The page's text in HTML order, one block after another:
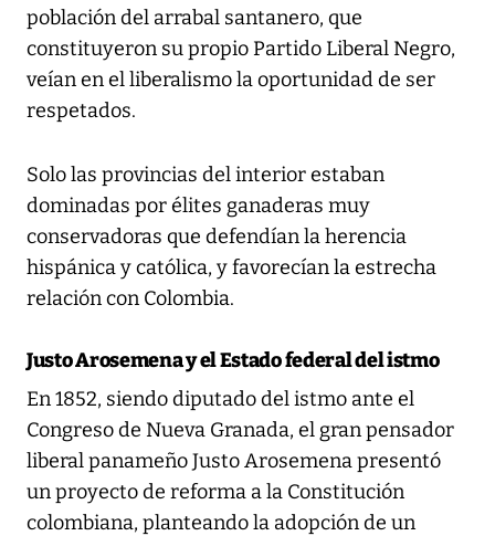
población del arrabal santanero, que
constituyeron su propio Partido Liberal Negro,
veían en el liberalismo la oportunidad de ser
respetados.
Solo las provincias del interior estaban
dominadas por élites ganaderas muy
conservadoras que defendían la herencia
hispánica y católica, y favorecían la estrecha
relación con Colombia.
Justo Arosemena y el Estado federal del istmo
En 1852, siendo diputado del istmo ante el
Congreso de Nueva Granada, el gran pensador
liberal panameño Justo Arosemena presentó
un proyecto de reforma a la Constitución
colombiana, planteando la adopción de un